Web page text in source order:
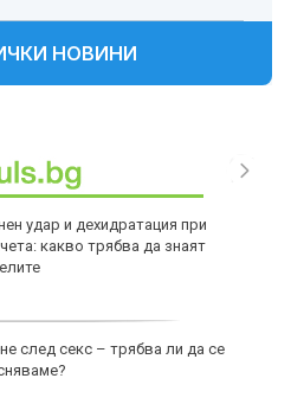
НОВИНИ
удар и дехидратация при
какво трябва да знаят
след секс – трябва ли да се